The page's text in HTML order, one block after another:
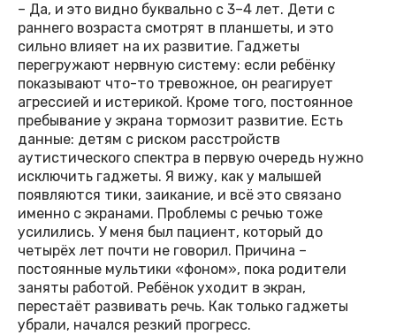
– Да, и это видно буквально с 3–4 лет. Дети с
раннего возраста смотрят в планшеты, и это
сильно влияет на их развитие. Гаджеты
перегружают нервную систему: если ребёнку
показывают что-то тревожное, он реагирует
агрессией и истерикой. Кроме того, постоянное
пребывание у экрана тормозит развитие. Есть
данные: детям с риском расстройств
аутистического спектра в первую очередь нужно
исключить гаджеты. Я вижу, как у малышей
появляются тики, заикание, и всё это связано
именно с экранами. Проблемы с речью тоже
усилились. У меня был пациент, который до
четырёх лет почти не говорил. Причина –
постоянные мультики «фоном», пока родители
заняты работой. Ребёнок уходит в экран,
перестаёт развивать речь. Как только гаджеты
убрали, начался резкий прогресс.